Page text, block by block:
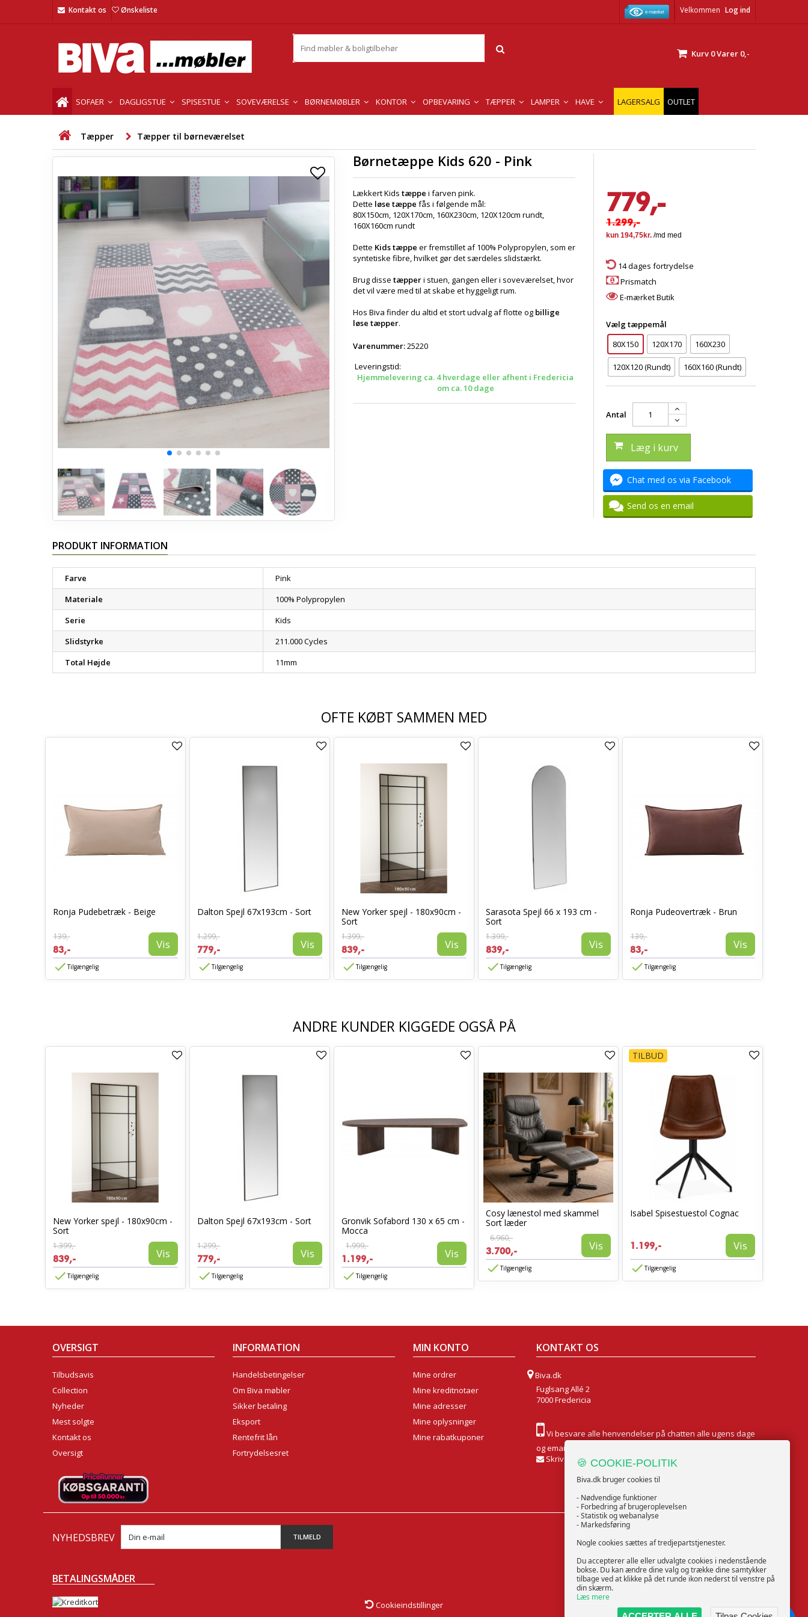
Velkommen Log ind
Kontakt os Ønskeliste
Kurv 0Varer 0,-
SOFAER DAGLIGSTUE SPISESTUE SOVEVÆRELSE BØRNEMØBLER KONTOR OPBEVARING TÆPPER LAMPER HAVE LAGERSALG OUTLET
Tæpper Tæpper til børneværelset
Børnetæppe Kids 620 - Pink
Lækkert Kids tæppe i farven pink.
Dette løse tæppe fås i følgende mål:
80X150cm, 120X170cm, 160X230cm, 120X120cm rundt,
160X160cm rundt
Dette Kids tæppe er fremstillet af 100% Polypropylen, som er
syntetiske fibre, hvilket gør det særdeles slidstærkt.
Brug disse tæpperi stuen, gangen eller i soveværelset, hvor
det vil være med til at skabe et hyggeligt rum.
Hos Biva finder du altid et stort udvalg af flotte og billige
løse tæpper.
Varenummer:25220
Leveringstid:
Hjemmelevering ca. 4 hverdage eller afhent i Fredericia
om ca. 10 dage
779,-
1.299,-
14 dages fortrydelse
Prismatch
E-mærket Butik
Vælg tæppemål
80X150
120X170 160X230
120X120 (Rundt) 160X160 (Rundt)
Antal
Læg i kurv
Chat med os via Facebook
Send os en email
PRODUKT INFORMATION
Farve
Pink
Materiale
100% Polypropylen
Serie
Kids
Slidstyrke
211.000 Cycles
Total Højde
11mm
OFTE KØBT SAMMEN MED
Ronja Pudebetræk - Beige
139,-
83,- Vis
Tilgængelig
Dalton Spejl 67x193cm - Sort
1.299,-
779,- Vis
Tilgængelig
New Yorker spejl - 180x90cm -
Sort
1.399,-
839,- Vis
Tilgængelig
Sarasota Spejl 66 x 193 cm -
Sort
1.399,-
839,- Vis
Tilgængelig
Ronja Pudeovertræk - Brun
139,-
83,- Vis
Tilgængelig
ANDRE KUNDER KIGGEDE OGSÅ PÅ
New Yorker spejl - 180x90cm -
Sort
1.399,-
839,- Vis
Tilgængelig
Dalton Spejl 67x193cm - Sort
1.299,-
779,- Vis
Tilgængelig
Gronvik Sofabord 130 x 65 cm -
Mocca
1.999,-
1.199,- Vis
Tilgængelig
Cosy lænestol med skammel
Sort læder
6.960,-
3.700,- Vis
Tilgængelig
TILBUD
Isabel Spisestuestol Cognac
1.199,- Vis
Tilgængelig
OVERSIGT
Tilbudsavis
Collection
Nyheder
Mest solgte
Kontakt os
Oversigt
INFORMATION
Handelsbetingelser
Om Biva møbler
Sikker betaling
Eksport
Rentefrit lån
Fortrydelsesret
Cookieindstillinger
MIN KONTO
Mine ordrer
Mine kreditnotaer
Mine adresser
Mine oplysninger
Mine rabatkuponer
KONTAKT OS
Biva.dk
Fuglsang Allé 2
7000 Fredericia
Vi besvare alle henvendelser på chatten alle ugens dage
og email Mandag til Fredag
Skriv til os
NYHEDSBREV TILMELD FØLG OS
BETALINGSMÅDER
🍪 COOKIE-POLITIK
Biva.dk bruger cookies til
- Nødvendige funktioner
- Forbedring af brugeroplevelsen
- Statistik og webanalyse
- Markedsføring
Nogle cookies sættes af tredjepartstjenester.
Du accepterer alle eller udvalgte cookies i nedenstående
bokse. Du kan ændre dine valg og trække dine samtykker
tilbage ved at klikke på det runde ikon nederst til venstre på
din skærm.
Læs mere